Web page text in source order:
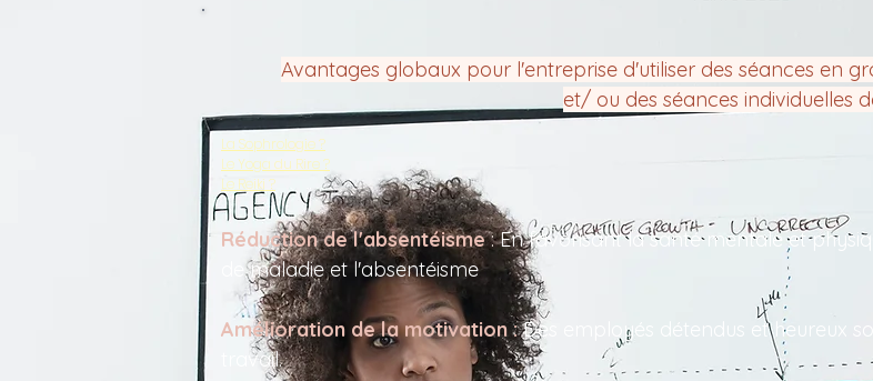
Avantages globaux pour l'entreprise d'utiliser des séances en
et/ ou des séances individuelles
La Sophrologie ?
Le Yoga du Rire ?
Le Reiki ?
Réduction de l'absentéisme:En favorisant la santé mentale et
de maladie et l'absentéisme
Amélioration de la motivation : Des employés détendus et heureux
travail.